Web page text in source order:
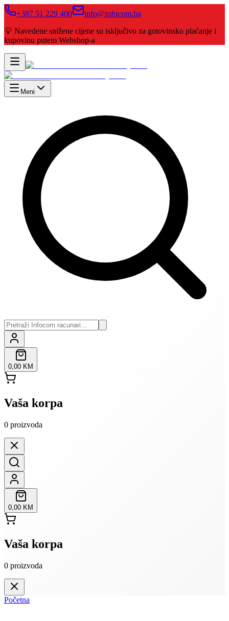
+387 51 229 400
info@infocom.ba
💡 Navedene snižene cijene su isključivo za gotovinsko plaćanje i
kupovinu putem Webshop-a
Meni
0,00 KM
Vaša korpa
0 proizvoda
0,00 KM
Vaša korpa
0 proizvoda
Početna